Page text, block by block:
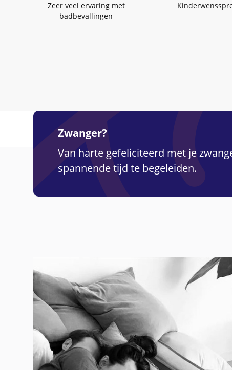
Zeer veel ervaring met
badbevallingen
Zwanger?
Van harte gefeliciteerd met je
spannende tijd te begeleiden.